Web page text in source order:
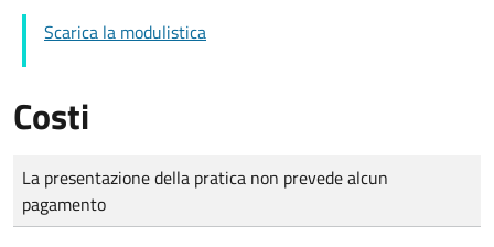
Scarica la modulistica
Costi
Tipo di pagamento
Importo
La presentazione della pratica non prevede alcun
pagamento